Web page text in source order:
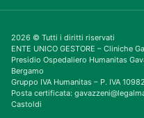
2026 © Tutti i diritti riservati
ENTE UNICO GESTORE – Cliniche
Presidio Ospedaliero Humanitas
Bergamo
Gruppo IVA Humanitas – P. IVA
Posta certificata:
Castoldi